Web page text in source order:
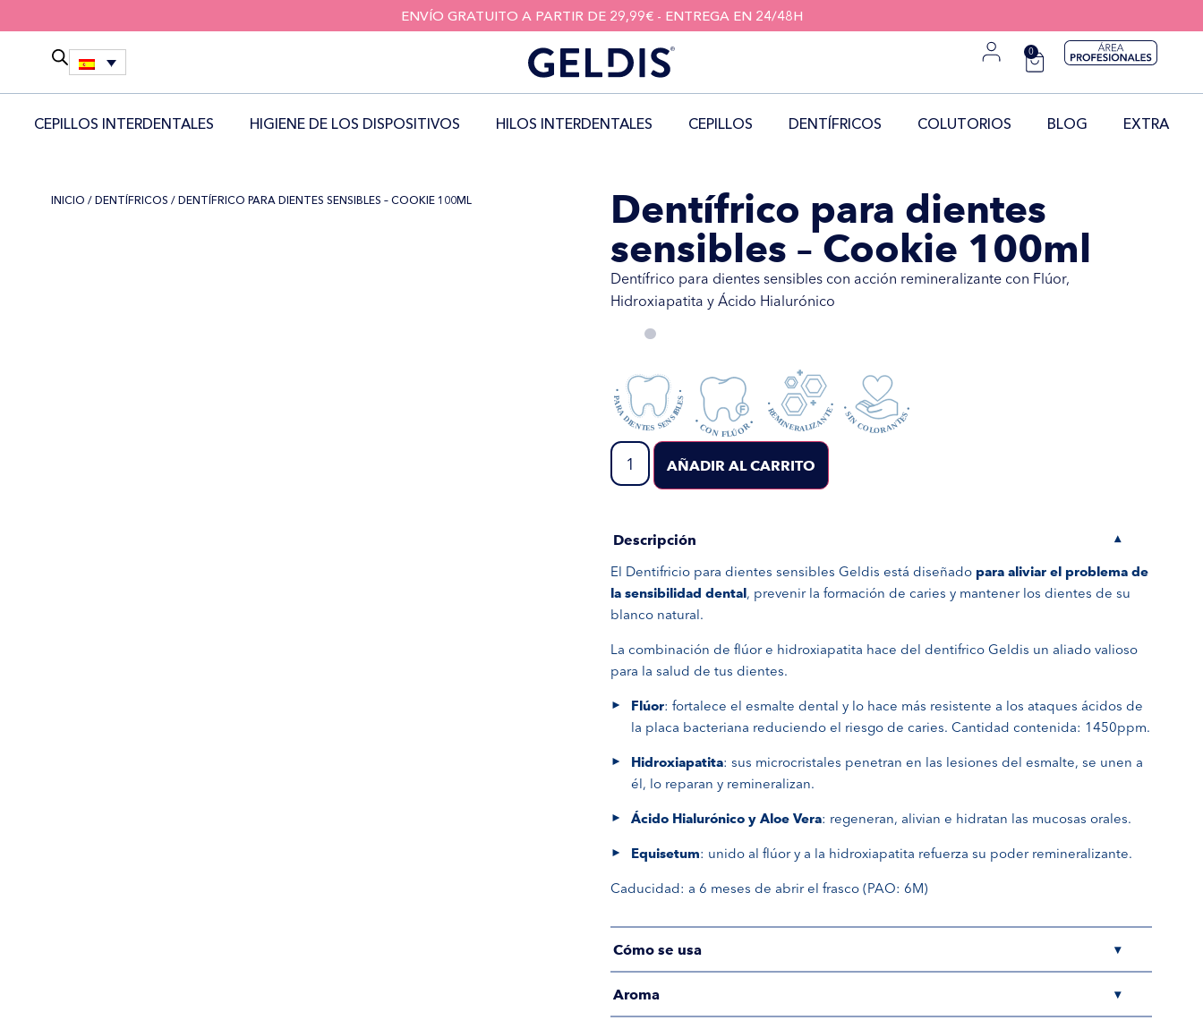
ENVÍO GRATUITO A PARTIR DE 29,99€ - ENTREGA EN 24/48H
0
CEPILLOS INTERDENTALES HIGIENE DE LOS DISPOSITIVOS HILOS INTERDENTALES CEPILLOS DENTÍFRICOS COLUTORIOS BLOG EXTRA
INICIO / DENTÍFRICOS / DENTÍFRICO PARA DIENTES SENSIBLES – COOKIE 100ML
Dentífrico para dientes
sensibles – Cookie 100ml
Dentífrico para dientes sensibles con acción remineralizante con Flúor,
Hidroxiapatita y Ácido Hialurónico
AÑADIR AL CARRITO
Descripción ▾
El Dentifricio para dientes sensibles Geldis está diseñado para aliviar el problema de
la sensibilidad dental, prevenir la formación de caries y mantener los dientes de su
blanco natural.
La combinación de flúor e hidroxiapatita hace del dentifrico Geldis un aliado valioso
para la salud de tus dientes.
Flúor: fortalece el esmalte dental y lo hace más resistente a los ataques ácidos de
la placa bacteriana reduciendo el riesgo de caries. Cantidad contenida: 1450ppm.
Hidroxiapatita: sus microcristales penetran en las lesiones del esmalte, se unen a
él, lo reparan y remineralizan.
Ácido Hialurónico y Aloe Vera: regeneran, alivian e hidratan las mucosas orales.
Equisetum: unido al flúor y a la hidroxiapatita refuerza su poder remineralizante.
Caducidad: a 6 meses de abrir el frasco (PAO: 6M)
Cómo se usa ▾
Aroma ▾